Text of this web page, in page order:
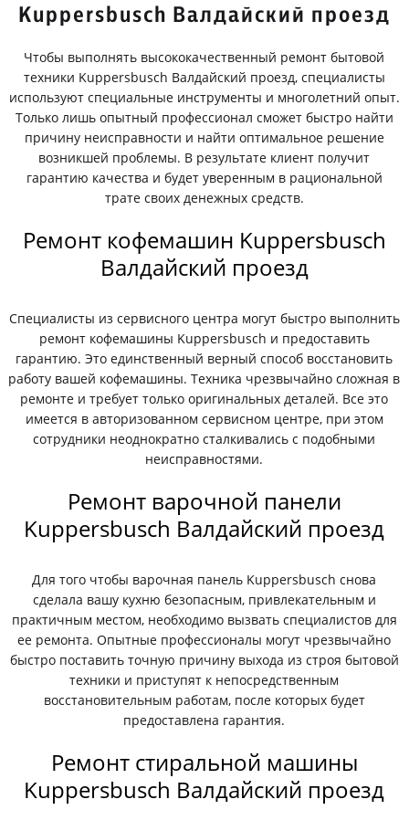
Kuppersbusch Валдайский проезд
Чтобы выполнять высококачественный ремонт бытовой
техники Kuppersbusch Валдайский проезд, специалисты
используют специальные инструменты и многолетний опыт.
Только лишь опытный профессионал сможет быстро найти
причину неисправности и найти оптимальное решение
возникшей проблемы. В результате клиент получит
гарантию качества и будет уверенным в рациональной
трате своих денежных средств.
Ремонт кофемашин Kuppersbusch
Валдайский проезд
Специалисты из сервисного центра могут быстро выполнить
ремонт кофемашины Kuppersbusch и предоставить
гарантию. Это единственный верный способ восстановить
работу вашей кофемашины. Техника чрезвычайно сложная в
ремонте и требует только оригинальных деталей. Все это
имеется в авторизованном сервисном центре, при этом
сотрудники неоднократно сталкивались с подобными
неисправностями.
Ремонт варочной панели
Kuppersbusch Валдайский проезд
Для того чтобы варочная панель Kuppersbusch снова
сделала вашу кухню безопасным, привлекательным и
практичным местом, необходимо вызвать специалистов для
ее ремонта. Опытные профессионалы могут чрезвычайно
быстро поставить точную причину выхода из строя бытовой
техники и приступят к непосредственным
восстановительным работам, после которых будет
предоставлена гарантия.
Ремонт стиральной машины
Kuppersbusch Валдайский проезд